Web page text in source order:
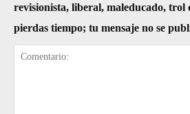
revisionista, liberal, maleducado, trol
pierdas tiempo; tu mensaje no se